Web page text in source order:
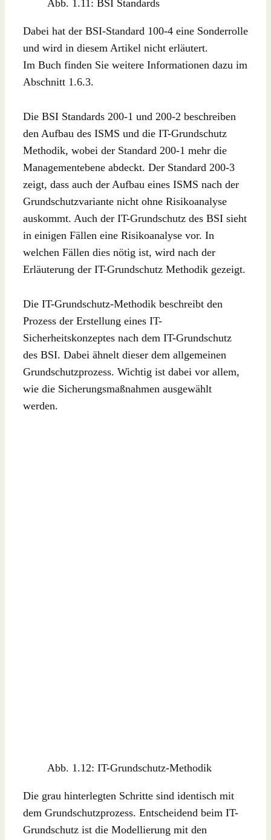
Abb. 1.11: BSI Standards
Dabei hat der BSI-Standard 100-4 eine Sonderrolle
und wird in diesem Artikel nicht erläutert.
Im Buch finden Sie weitere Informationen dazu im
Abschnitt 1.6.3.
Die BSI Standards 200-1 und 200-2 beschreiben
den Aufbau des ISMS und die IT-Grundschutz
Methodik, wobei der Standard 200-1 mehr die
Managementebene abdeckt. Der Standard 200-3
zeigt, dass auch der Aufbau eines ISMS nach der
Grundschutzvariante nicht ohne Risikoanalyse
auskommt. Auch der IT-Grundschutz des BSI sieht
in einigen Fällen eine Risikoanalyse vor. In
welchen Fällen dies nötig ist, wird nach der
Erläuterung der IT-Grundschutz Methodik gezeigt.
Die IT-Grundschutz-Methodik beschreibt den
Prozess der Erstellung eines IT-
Sicherheitskonzeptes nach dem IT-Grundschutz
des BSI. Dabei ähnelt dieser dem allgemeinen
Grundschutzprozess. Wichtig ist dabei vor allem,
wie die Sicherungsmaßnahmen ausgewählt
werden.
Abb. 1.12: IT-Grundschutz-Methodik
Die grau hinterlegten Schritte sind identisch mit
dem Grundschutzprozess. Entscheidend beim IT-
Grundschutz ist die Modellierung mit den